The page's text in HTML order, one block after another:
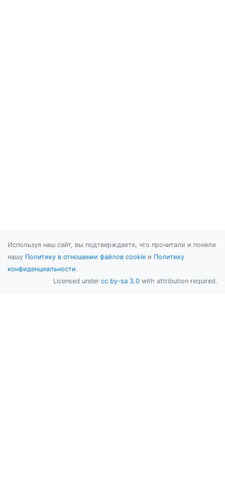
Используя наш сайт, вы подтверждаете, что прочитали и поняли
нашу Политику в отношении файлов cookie и Политику
конфиденциальности.
Licensed under cc by-sa 3.0 with attribution required.